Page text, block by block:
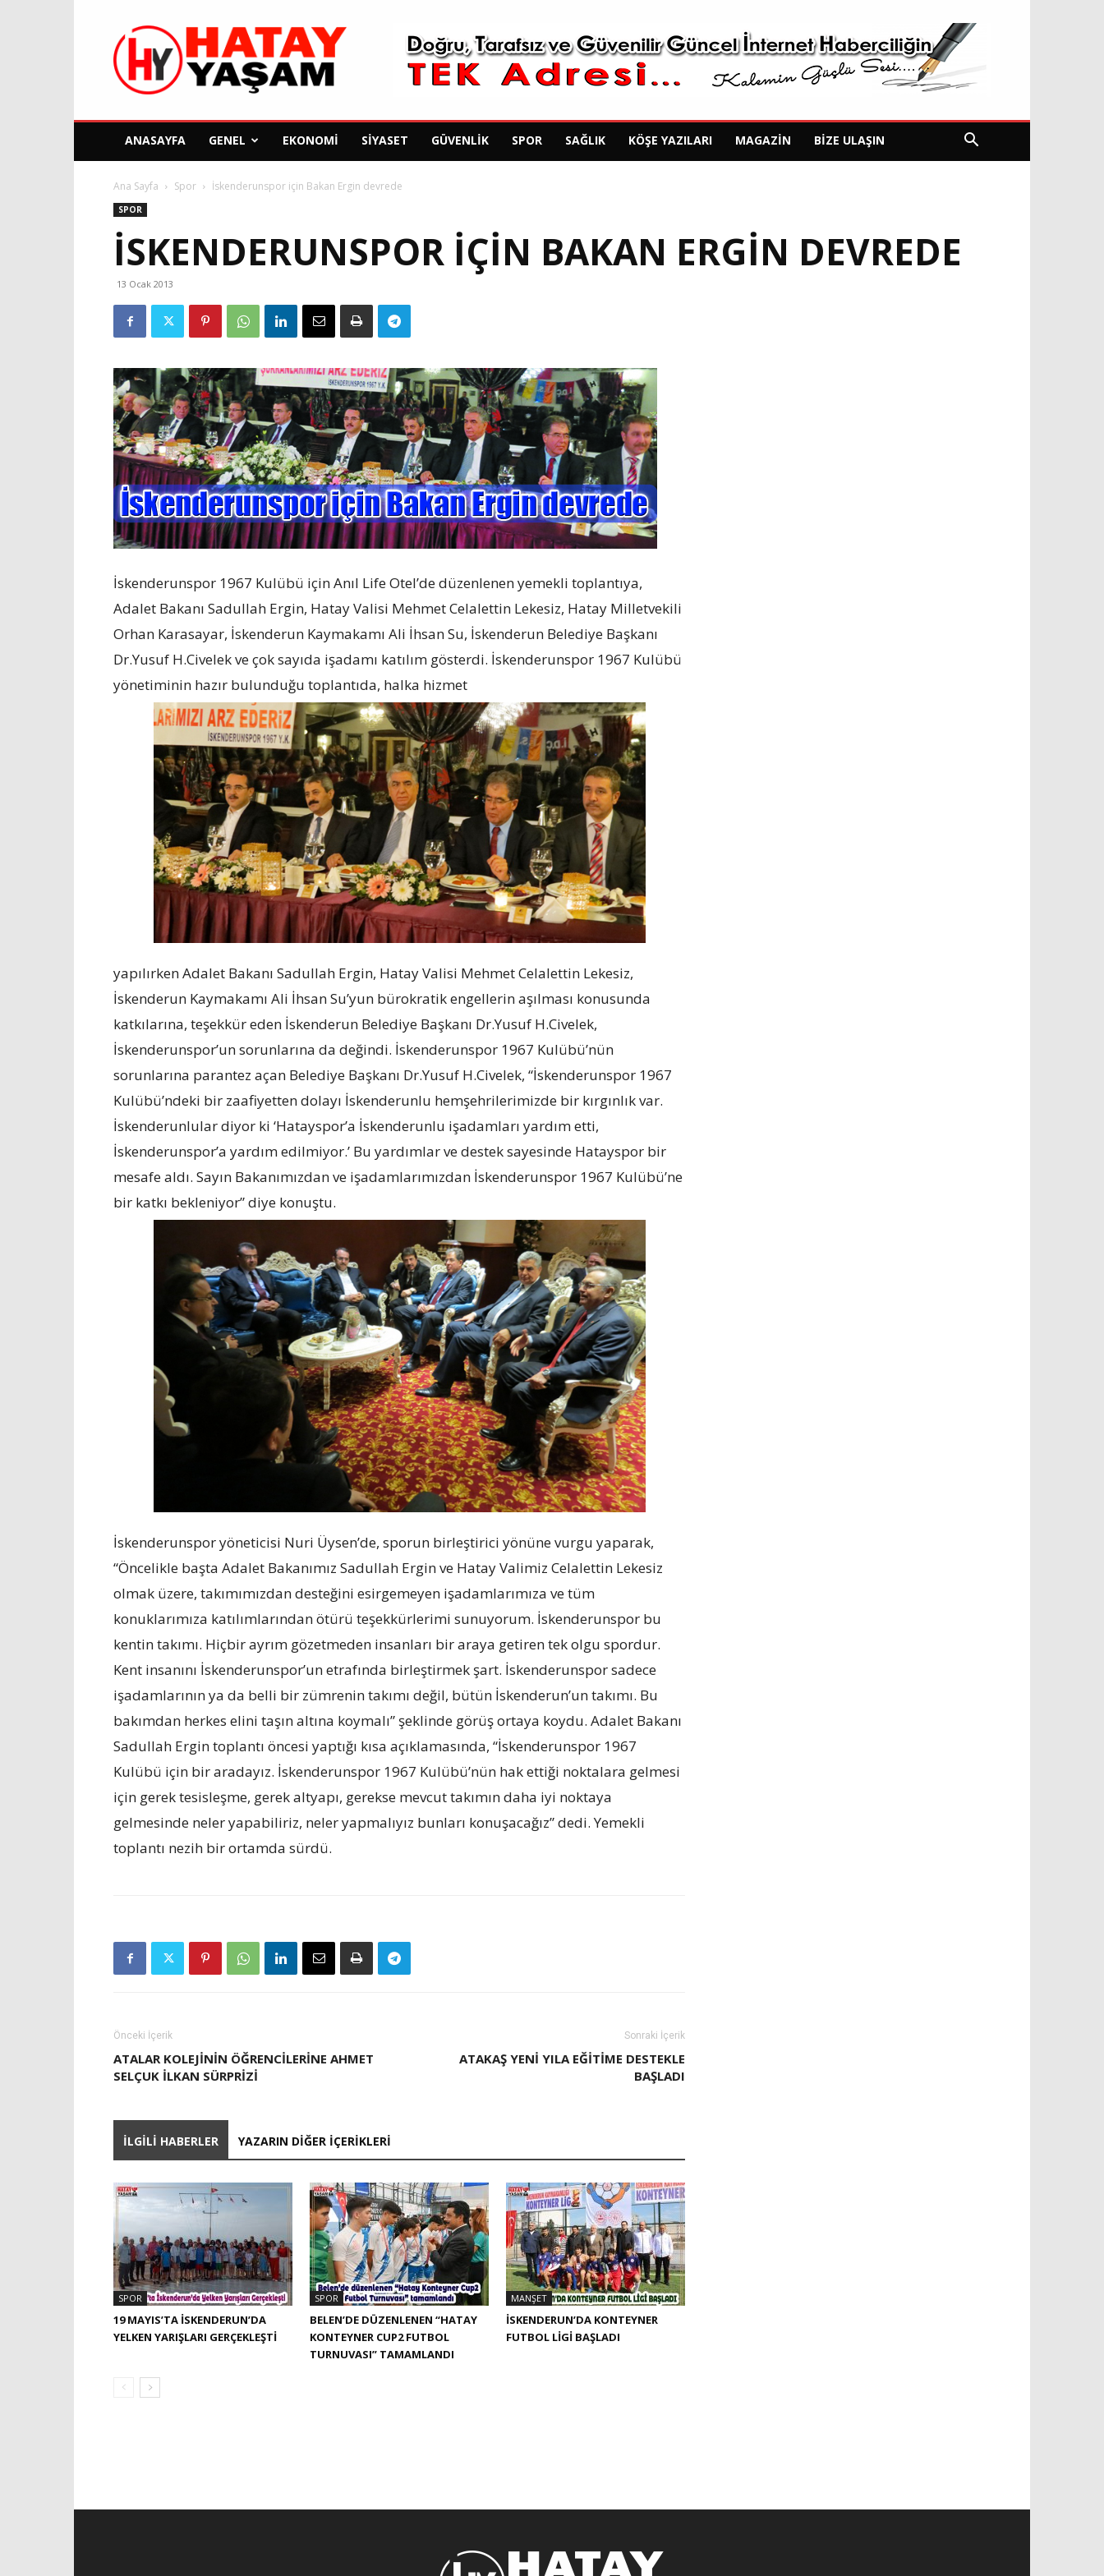
Hatay
Yaşam
Gazetesi
ANASAYFA GENEL EKONOMI SIYASET GÜVENLIK SPOR SAĞLIK KÖŞE YAZILARI MAGAZIN BIZE ULAŞIN
Ana Sayfa Spor İskenderunspor için Bakan Ergin devrede
SPOR
İSKENDERUNSPOR IÇIN BAKAN ERGIN DEVREDE
13 Ocak 2013
İskenderunspor 1967 Kulübü için Anıl Life Otel’de düzenlenen yemekli toplantıya,
Adalet Bakanı Sadullah Ergin, Hatay Valisi Mehmet Celalettin Lekesiz, Hatay Milletvekili
Orhan Karasayar, İskenderun Kaymakamı Ali İhsan Su, İskenderun Belediye Başkanı
Dr.Yusuf H.Civelek ve çok sayıda işadamı katılım gösterdi. İskenderunspor 1967 Kulübü
yönetiminin hazır bulunduğu toplantıda, halka hizmet
yapılırken Adalet Bakanı Sadullah Ergin, Hatay Valisi Mehmet Celalettin Lekesiz,
İskenderun Kaymakamı Ali İhsan Su’yun bürokratik engellerin aşılması konusunda
katkılarına, teşekkür eden İskenderun Belediye Başkanı Dr.Yusuf H.Civelek,
İskenderunspor’un sorunlarına da değindi. İskenderunspor 1967 Kulübü’nün
sorunlarına parantez açan Belediye Başkanı Dr.Yusuf H.Civelek, “İskenderunspor 1967
Kulübü’ndeki bir zaafiyetten dolayı İskenderunlu hemşehrilerimizde bir kırgınlık var.
İskenderunlular diyor ki ‘Hatayspor’a İskenderunlu işadamları yardım etti,
İskenderunspor’a yardım edilmiyor.’ Bu yardımlar ve destek sayesinde Hatayspor bir
mesafe aldı. Sayın Bakanımızdan ve işadamlarımızdan İskenderunspor 1967 Kulübü’ne
bir katkı bekleniyor” diye konuştu.
İskenderunspor yöneticisi Nuri Üysen’de, sporun birleştirici yönüne vurgu yaparak,
“Öncelikle başta Adalet Bakanımız Sadullah Ergin ve Hatay Valimiz Celalettin Lekesiz
olmak üzere, takımımızdan desteğini esirgemeyen işadamlarımıza ve tüm
konuklarımıza katılımlarından ötürü teşekkürlerimi sunuyorum. İskenderunspor bu
kentin takımı. Hiçbir ayrım gözetmeden insanları bir araya getiren tek olgu spordur.
Kent insanını İskenderunspor’un etrafında birleştirmek şart. İskenderunspor sadece
işadamlarının ya da belli bir zümrenin takımı değil, bütün İskenderun’un takımı. Bu
bakımdan herkes elini taşın altına koymalı” şeklinde görüş ortaya koydu. Adalet Bakanı
Sadullah Ergin toplantı öncesi yaptığı kısa açıklamasında, “İskenderunspor 1967
Kulübü için bir aradayız. İskenderunspor 1967 Kulübü’nün hak ettiği noktalara gelmesi
için gerek tesisleşme, gerek altyapı, gerekse mevcut takımın daha iyi noktaya
gelmesinde neler yapabiliriz, neler yapmalıyız bunları konuşacağız” dedi. Yemekli
toplantı nezih bir ortamda sürdü.
Önceki İçerik
ATALAR KOLEJININ ÖĞRENCILERINE AHMET
SELÇUK İLKAN SÜRPRIZI
Sonraki İçerik
ATAKAŞ YENI YILA EĞITIME DESTEKLE
BAŞLADI
İLGILI HABERLER YAZARIN DIĞER İÇERIKLERI
SPOR
19 MAYIS’TA İSKENDERUN’DA
YELKEN YARIŞLARI GERÇEKLEŞTI
SPOR
BELEN’DE DÜZENLENEN “HATAY
KONTEYNER CUP2 FUTBOL
TURNUVASI” TAMAMLANDI
MANŞET
İSKENDERUN’DA KONTEYNER
FUTBOL LİGİ BAŞLADI